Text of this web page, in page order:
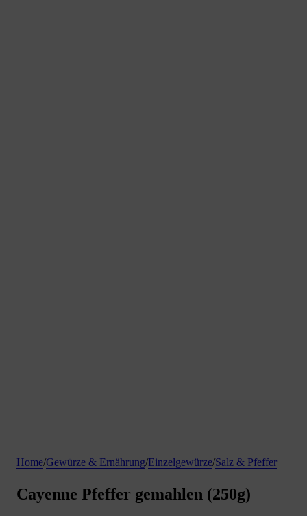
Home/Gewürze & Ernährung/Einzelgewürze/Salz & Pfeffer
Cayenne Pfeffer gemahlen (250g)